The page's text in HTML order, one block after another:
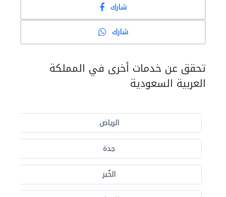
شارك
شارك
تحقق عن خدمات أخرى في المملكة
العربية السعودية
الرياض
جدة
الخُبر